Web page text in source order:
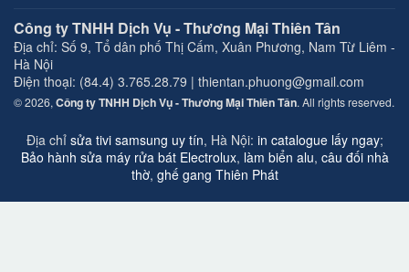
Công ty TNHH Dịch Vụ - Thương Mại Thiên Tân
Địa chỉ: Số 9, Tổ dân phố Thị Cấm, Xuân Phương, Nam Từ Liêm -
Hà Nội
Điện thoại: (84.4) 3.765.28.79 | thientan.phuong@gmail.com
© 2026, Công ty TNHH Dịch Vụ - Thương Mại Thiên Tân. All rights reserved.
Địa chỉ sửa tivi samsung uy tín, Hà Nội: in catalogue lấy ngay;
Bảo hành sửa máy rửa bát Electrolux, làm biển alu, câu đối nhà
thờ, ghế gang Thiên Phát